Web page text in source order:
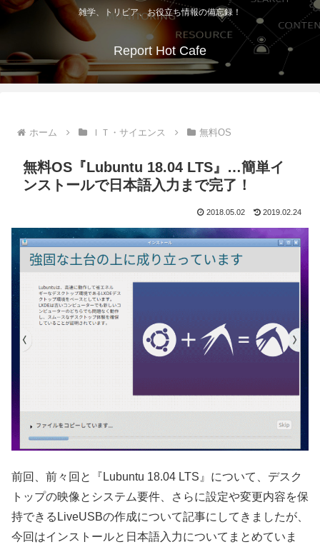
雑学、トリビア、お役立ち情報の備忘録！
Report Hot Cafe
ホーム ＩＴ・サイエンス 無料OS
無料OS『Lubuntu 18.04 LTS』…簡単イ
ンストールで日本語入力まで完了！
2018.05.02 2019.02.24
前回、前々回と『Lubuntu 18.04 LTS』について、デスク
トップの映像とシステム要件、さらに設定や変更内容を保
持できるLiveUSBの作成について記事にしてきましたが、
今回はインストールと日本語入力についてまとめていま